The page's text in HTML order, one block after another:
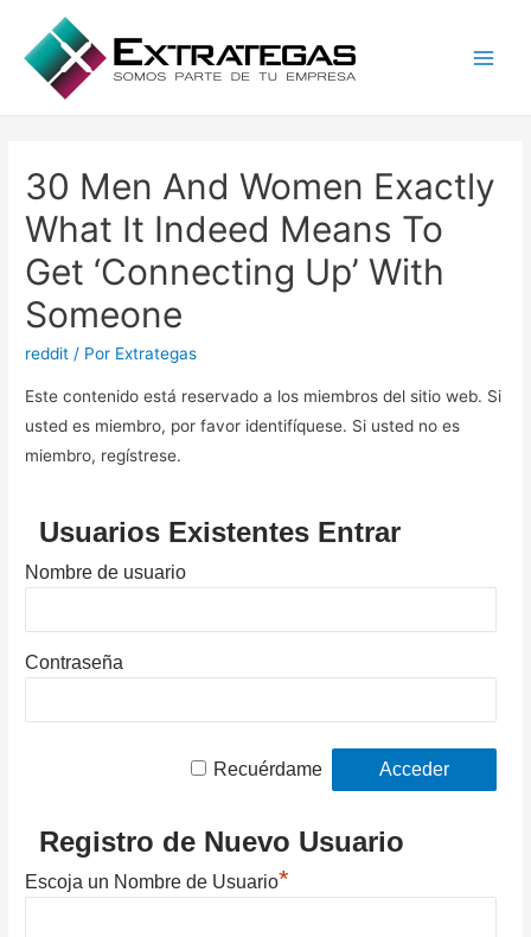
30 Men And Women Exactly
What It Indeed Means To
Get ‘Connecting Up’ With
Someone
reddit / Por Extrategas
Este contenido está reservado a los miembros del sitio web. Si
usted es miembro, por favor identifíquese. Si usted no es
miembro, regístrese.
Usuarios Existentes Entrar
Nombre de usuario
Contraseña
Recuérdame
Registro de Nuevo Usuario
Escoja un Nombre de Usuario*